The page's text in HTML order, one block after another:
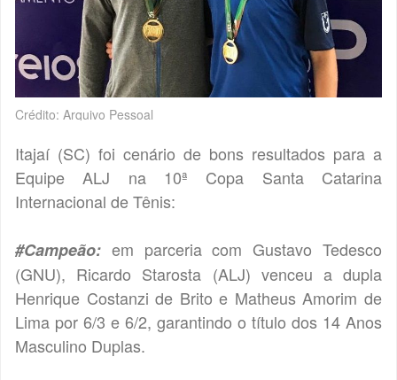
Crédito: Arquivo Pessoal
Itajaí (SC) foi cenário de bons resultados para a
Equipe ALJ na 10ª Copa Santa Catarina
Internacional de Tênis:
#Campeão: em parceria com Gustavo Tedesco
(GNU), Ricardo Starosta (ALJ) venceu a dupla
Henrique Costanzi de Brito e Matheus Amorim de
Lima por 6/3 e 6/2, garantindo o título dos 14 Anos
Masculino Duplas.